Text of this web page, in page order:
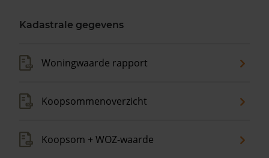
Kadastrale gegevens
Woningwaarde rapport
Koopsommenoverzicht
Koopsom + WOZ-waarde